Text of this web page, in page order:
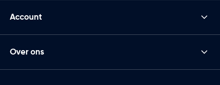
Account
Over ons